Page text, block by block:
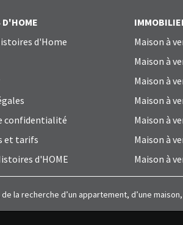
D'HOME
d'Home
confidentialité
et tarifs
d'HOME
Maison à
Maison à
Maison à
Maison à
Maison à
Maison à
Maison à
recherche d’un appartement, d’une